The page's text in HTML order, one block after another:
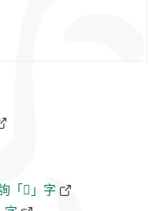
「𥳈」字